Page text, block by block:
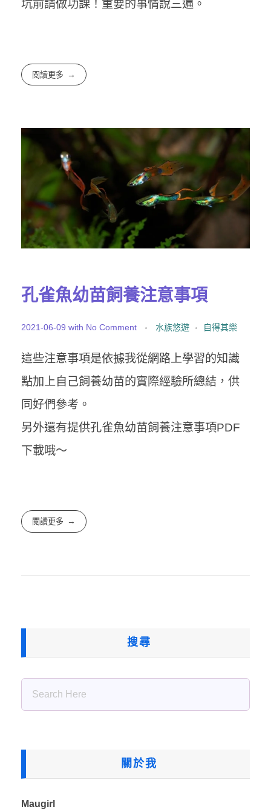
坑前請做功課！重要的事情說三遍。
閱讀更多
孔雀魚幼苗飼養注意事項
2021-06-09 with No Comment 水族悠遊 自得其樂
這些注意事項是依據我從網路上學習的知識
點加上自己飼養幼苗的實際經驗所總結，供
同好們參考。
另外還有提供孔雀魚幼苗飼養注意事項PDF
下載哦～
閱讀更多
搜尋
關於我
Maugirl